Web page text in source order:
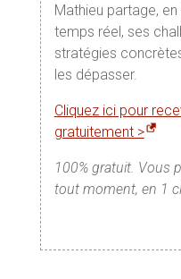
Mathieu partage,
temps réel, ses
stratégies
les dépasser.
Cliquez ici pour
gratuitement >
100% gratuit. Vous
tout moment, en 1